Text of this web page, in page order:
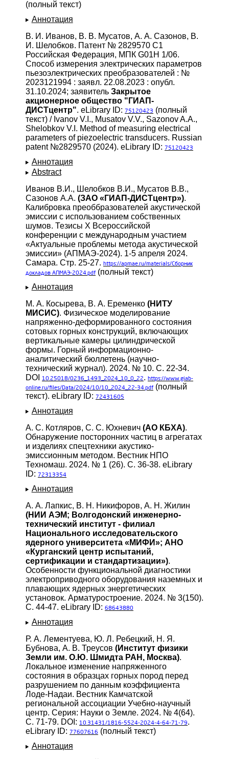
(полный текст)
Аннотация
В. И. Иванов, В. В. Мусатов, А. А. Сазонов, В.
И. Шелобков. Патент № 2829570 C1
Российская Федерация, МПК G01H 1/06.
Способ измерения электрических параметров
пьезоэлектрических преобразователей : №
2023121994 : заявл. 22.08.2023 : опубл.
31.10.2024; заявитель Закрытое
акционерное общество "ГИАП-
ДИСТцентр". eLibrary ID: 75120423 (полный
текст) / Ivanov V.I., Musatov V.V., Sazonov A.A.,
Shelobkov V.I. Method of measuring electrical
parameters of piezoelectric transducers. Russian
patent №2829570 (2024). eLibrary ID: 75120423
Аннотация
Abstract
Иванов В.И., Шелобков В.И., Мусатов В.В.,
Сазонов А.А. (ЗАО «ГИАП-ДИСТцентр»).
Калибровка преоббразователей акустической
эмиссии с использованием собственных
шумов. Тезисы X Всероссийской
конференции с международным участием
«Актуальные проблемы метода акустической
эмиссии» (АПМАЭ-2024). 1-5 апреля 2024.
Самара. Стр. 25-27. https://apmae.ru/materials/Сборник
докладов АПМАЭ-2024.pdf (полный текст)
Аннотация
М. А. Косырева, В. А. Еременко (НИТУ
МИСИС). Физическое моделирование
напряженно-деформированного состояния
сотовых горных конструкций, включающих
вертикальные камеры цилиндрической
формы. Горный информационно-
аналитический бюллетень (научно-
технический журнал). 2024. № 10. С. 22-34.
DOI
10.25018/0236_1493_2024_10_0_22. https://www.giab-
online.ru/files/Data/2024/10/10_2024_22-34.pdf (полный
текст). eLibrary ID: 72431605
Аннотация
А. С. Котляров, С. С. Юхневич (АО КБХА).
Обнаружение посторонних частиц в агрегатах
и изделиях спецтехники акустико-
эмиссионным методом. Вестник НПО
Техномаш. 2024. № 1 (26). С. 36-38. eLibrary
ID: 72313354
Аннотация
А. А. Лапкис, В. Н. Никифоров, А. Н. Жилин
(НИИ АЭМ; Волгодонский инженерно-
технический институт - филиал
Национального исследовательского
ядерного университета «МИФИ»; АНО
«Курганский центр испытаний,
сертификации и стандартизации»).
Особенности функциональной диагностики
электроприводного оборудования наземных и
плавающих ядерных энергетических
установок. Арматуростроение. 2024. № 3(150).
С. 44-47. eLibrary ID: 68643880
Аннотация
Р. А. Лементуева, Ю. Л. Ребецкий, Н. Я.
Бубнова, А. В. Треусов (Институт физики
Земли им. О.Ю. Шмидта РАН, Москва).
Локальное изменение напряженного
состояния в образцах горных пород перед
разрушением по данным коэффициента
Лоде-Надаи. Вестник Камчатской
региональной ассоциации Учебно-научный
центр. Серия: Науки о Земле. 2024. № 4(64).
С. 71-79. DOI: 10.31431/1816-5524-2024-4-64-71-79.
eLibrary ID: 77607616 (полный текст)
Аннотация